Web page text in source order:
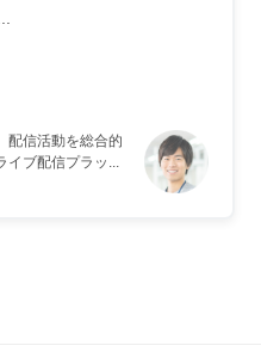
配信活動を総合的
ブ配信プラッ...